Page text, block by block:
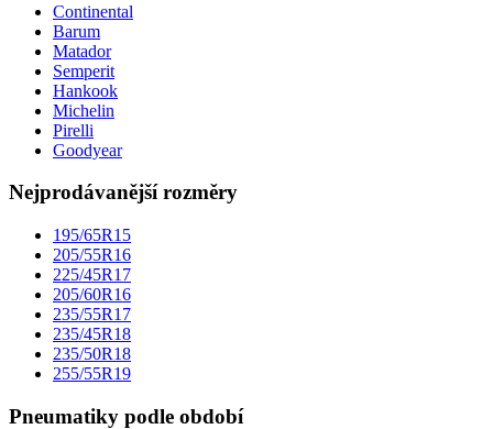
Continental
Barum
Matador
Semperit
Hankook
Michelin
Pirelli
Goodyear
Nejprodávanější rozměry
195/65R15
205/55R16
225/45R17
205/60R16
235/55R17
235/45R18
235/50R18
255/55R19
Pneumatiky podle období